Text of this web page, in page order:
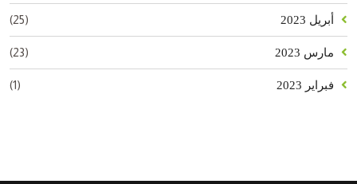
أبريل 2023 (25)
مارس 2023 (23)
فبراير 2023 (1)